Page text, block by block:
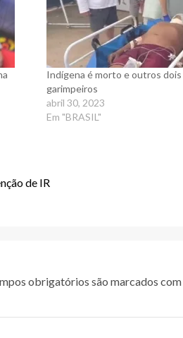
Indígena é morto e outros
garimpeiros
abril 30, 2023
Em "BRASIL"
de IR
obrigatórios são marcados com